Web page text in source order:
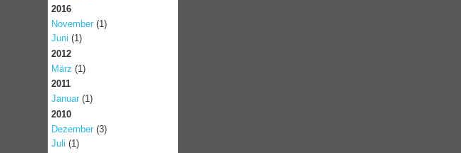
2016
November(1)
Juni (1)
2012
März (1)
2011
Januar(1)
2010
Dezember(3)
Juli (1)